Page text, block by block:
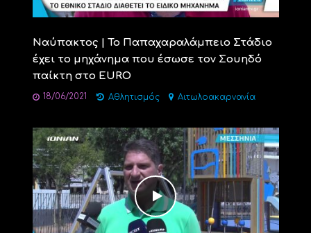
Ναύπακτος | Το Παπαχαραλάμπειο Στάδιο
έχει το μηχάνημα που έσωσε τον Σουηδό
παίκτη στο EURO
18/06/2021 Αθλητισμός Αιτωλοακαρνανία